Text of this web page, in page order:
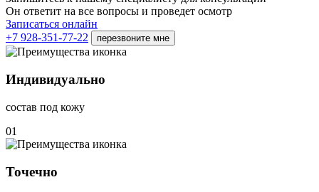
Он ответит на все вопросы и проведет осмотр
Записаться онлайн
+7 928-351-77-22
перезвоните мне
Индивидуально
состав под кожу
01
Точечно